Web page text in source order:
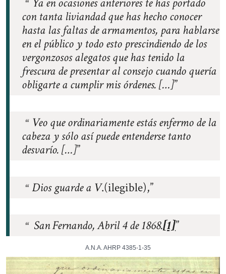
con tanta liviandad que has hecho conocer
hasta las faltas de armamentos, para hablarse
en el público y todo esto prescindiendo de los
vergonzosos alegatos que has tenido la
frescura de presentar al consejo cuando quería
obligarte a cumplir mis órdenes. […]
Veo que ordinariamente estás enfermo de la
cabeza y sólo así puede entenderse tanto
desvarío. […]
Dios guarde a V.(ilegible),
San Fernando, Abril 4 de 1868.[1]
A.N.A. AHRP 4385-1-35